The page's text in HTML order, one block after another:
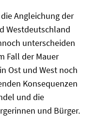
Angleichung der
Westdeutschland
unterscheiden
Fall der Mauer
Ost und West noch
Konsequenzen
und die
und Bürger.